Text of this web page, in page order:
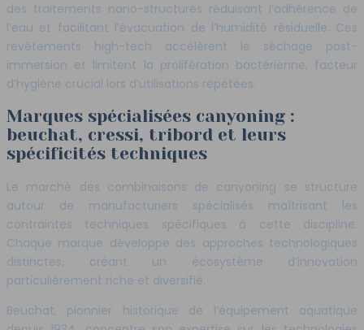
des traitements nano-structurés réduisant l’adhérence de
l’eau et facilitant l’évacuation de l’humidité résiduelle. Ces
revêtements high-tech accélèrent le séchage post-
immersion et limitent la prolifération bactérienne, facteur
d’hygiène crucial lors d’utilisations répétées.
Marques spécialisées canyoning :
beuchat, cressi, tribord et leurs
spécificités techniques
Le marché des combinaisons de canyoning se structure
autour de manufacturiers spécialisés maîtrisant les
contraintes techniques spécifiques à cette discipline.
Chaque marque développe des approches technologiques
distinctes, créant un écosystème d’innovation
particulièrement riche et diversifié.
Beuchat, pionnier historique de l’équipement aquatique